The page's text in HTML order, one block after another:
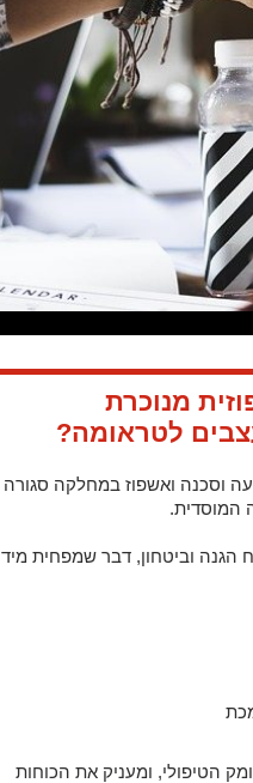
מנוכרת
לטראומה?
וסכנה ואשפוז במחלקה סגורה
המוסדית.
הגנה וביטחון, דבר שמפחית מיד
הטיפולי, ומעניק את הכוחות